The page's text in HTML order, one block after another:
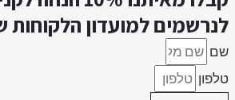
למועדון הלקוחות